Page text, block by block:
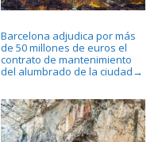
Barcelona adjudica por más
de 50 millones de euros el
contrato de mantenimiento
del alumbrado de la ciudad →